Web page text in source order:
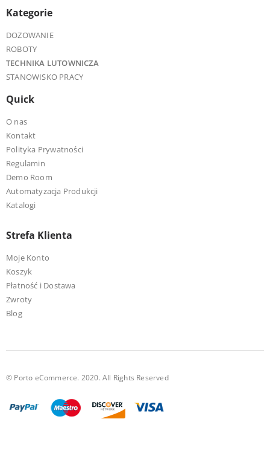
Kategorie
DOZOWANIE
ROBOTY
TECHNIKA LUTOWNICZA
STANOWISKO PRACY
Quick
O nas
Kontakt
Polityka Prywatności
Regulamin
Demo Room
Automatyzacja Produkcji
Katalogi
Strefa Klienta
Moje Konto
Koszyk
Płatność i Dostawa
Zwroty
Blog
© Porto eCommerce. 2020. All Rights Reserved